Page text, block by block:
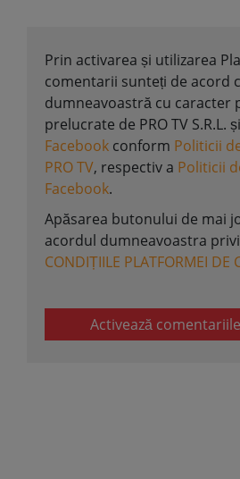
Prin activarea și utilizarea
comentarii sunteți de acord
dumneavoastră cu caracter
prelucrate de PRO TV S.R.L. și
Facebook conform Politicii
PRO TV, respectiv a Politicii
Facebook.
Apăsarea butonului de mai
acordul dumneavoastra
CONDIȚIILE PLATFORMEI DE
Activează comentariile